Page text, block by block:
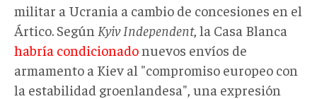
militar a Ucrania a cambio de concesiones en el
Ártico. Según Kyiv Independent, la Casa Blanca
habría condicionadonuevos envíos de
armamento a Kiev al "compromiso europeo con
la estabilidad groenlandesa", una expresión